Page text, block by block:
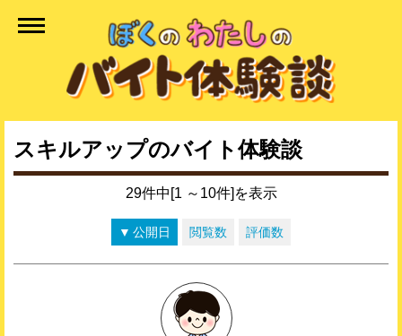
スキルアップのバイト体験談
29件中[1 ～10件]を表示
公開日 閲覧数 評価数